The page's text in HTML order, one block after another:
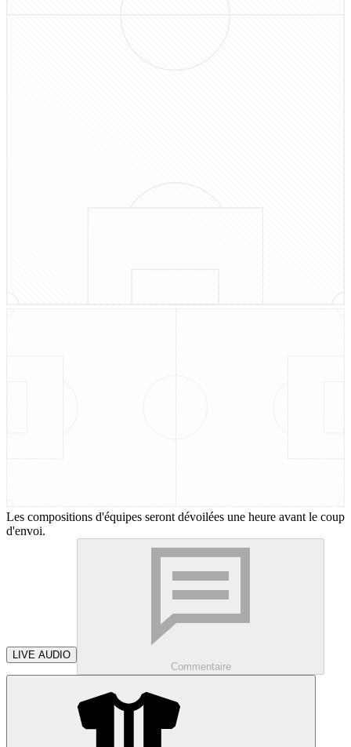
Les compositions d'équipes seront dévoilées une heure avant le coup
d'envoi.
LIVE AUDIO
Commentaire